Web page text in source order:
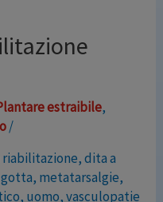
sembrare normali
estraibile,
/
,dita a
gotta, metatarsalgie,
, uomo,vasculopatie